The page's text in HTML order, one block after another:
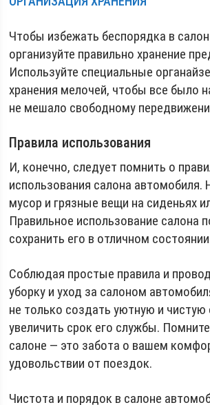
Чтобы избежать беспорядка в
организуйте правильно хранение
Используйте специальные
хранения мелочей, чтобы все было
не мешало свободному
Правила использования
И, конечно, следует помнить о
использования салона автомобиля.
мусор и грязные вещи на сиденьях
Правильное использование салона
сохранить его в отличном
Соблюдая простые правила и
уборку и уход за салоном
не только создать уютную и чистую
увеличить срок его службы.
салоне — это забота о вашем
удовольствии от поездок.
Чистота и порядок в салоне